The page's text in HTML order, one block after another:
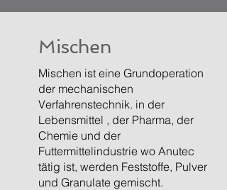
Mischen
Mischen ist eine Grundoperation
der mechanischen
Verfahrenstechnik. in der
Lebensmittel , der Pharma, der
Chemie und der
Futtermittelindustrie wo Anutec
tätig ist, werden Feststoffe, Pulver
und Granulate gemischt.